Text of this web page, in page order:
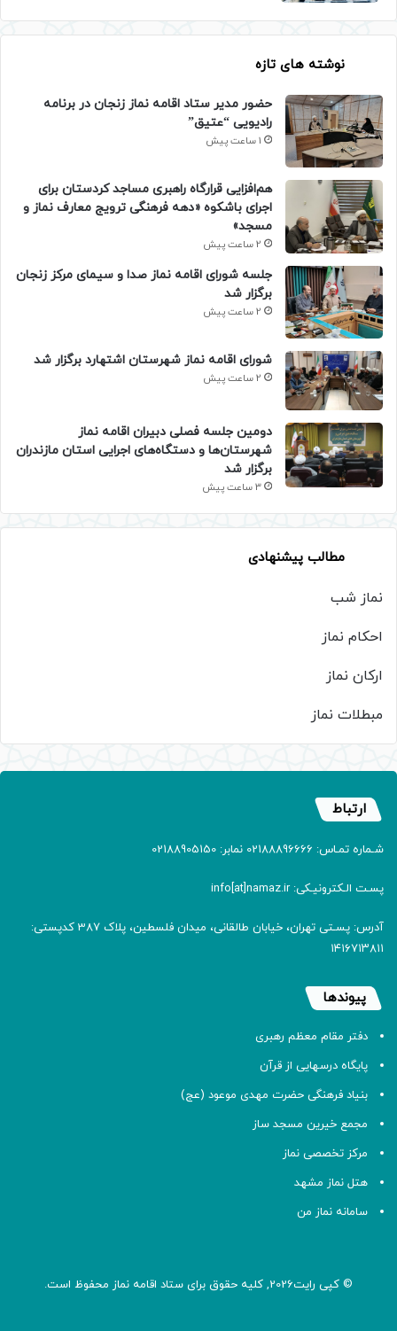
نوشته های تازه
حضور مدیر ستاد اقامه نماز زنجان در برنامه
رادیویی “عتیق”
1 ساعت پیش
هم‌افزایی قرارگاه راهبری مساجد کردستان برای
اجرای باشکوه «دهه فرهنگی ترویج معارف نماز و
مسجد»
2 ساعت پیش
جلسه شورای اقامه نماز صدا و سیمای مرکز زنجان
برگزار شد
2 ساعت پیش
شورای اقامه نماز شهرستان اشتهارد برگزار شد
2 ساعت پیش
دومین جلسه فصلی دبیران اقامه نماز
شهرستان‌ها و دستگاه‌های اجرایی استان مازندران
برگزار شد
3 ساعت پیش
مطالب پیشنهادی
نماز شب
احکام نماز
ارکان نماز
مبطلات نماز
ارتباط
شـماره تمـاس: 02188896666 نمابر: 02188905150
پسـت الـکترونیـکی: info[at]namaz.ir
آدرس: پسـتی تهران، خیابان طالقانی، میدان فلسطین، پلاک 387 کدپستی:
۱۴۱۶۷۱۳۸۱۱
پیوندها
دفتر مقام معظم رهبری
پایگاه درسهایی از قرآن
بنیاد فرهنگی حضرت مهدی موعود (عج)
مجمع خیرین مسجد ساز
مرکز تخصصی نماز
هتل نماز مشهد
سامانه نماز من
© کپی رایت2026, کلیه حقوق برای ستاد اقامه نماز محفوظ است.